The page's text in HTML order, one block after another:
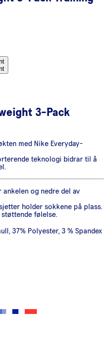
3-Pack
med Nike Everyday-
teknologi bidrar til å
ankelen og nedre del av
holder sokkene på plass.
støttende følelse.
37% Polyester, 3 % Spandex